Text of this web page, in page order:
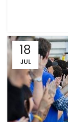
18
JUL